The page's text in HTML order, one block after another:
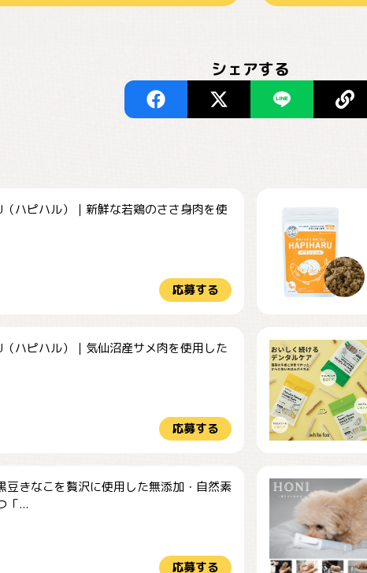
シェアする
（ハピハル）｜新鮮な若鶏のささ身肉を使
応募する
（ハピハル）｜気仙沼産サメ肉を使用した
応募する
豆きなこを贅沢に使用した無添加・自然素
「...
応募する